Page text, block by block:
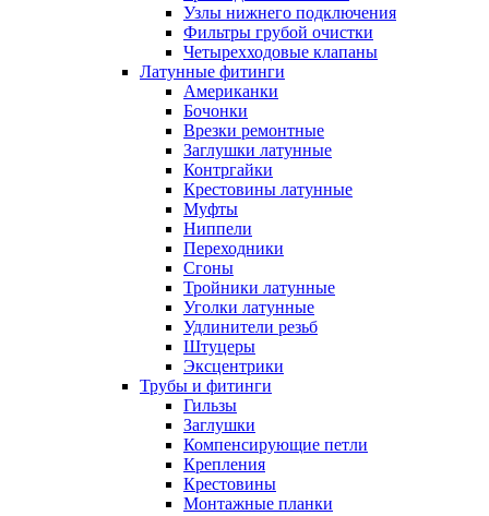
Узлы нижнего подключения
Фильтры грубой очистки
Четырехходовые клапаны
Латунные фитинги
Американки
Бочонки
Врезки ремонтные
Заглушки латунные
Контргайки
Крестовины латунные
Муфты
Ниппели
Переходники
Сгоны
Тройники латунные
Уголки латунные
Удлинители резьб
Штуцеры
Эксцентрики
Трубы и фитинги
Гильзы
Заглушки
Компенсирующие петли
Крепления
Крестовины
Монтажные планки